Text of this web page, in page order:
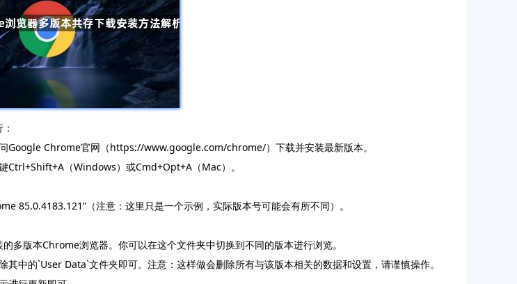
Google Chrome官网（https://www.google.com/chrome/）下载并安装最新版本。
Ctrl+Shift+A（Windows）或Cmd+Opt+A（Mac）。
85.0.4183.121”（注意：这里只是一个示例，实际版本号可能会有所不同）。
多版本Chrome浏览器。你可以在这个文件夹中切换到不同的版本进行浏览。
中的`User Data`文件夹即可。注意：这样做会删除所有与该版本相关的数据和设置，请谨慎操作。